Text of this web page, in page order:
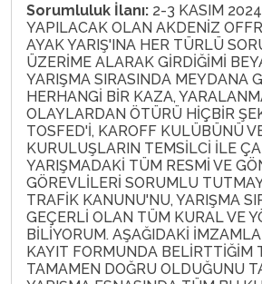
Sorumluluk İlanı: 2-3 KASIM
YAPILACAK OLAN AKDENİZ
AYAK YARIŞ'INA HER TÜRLÜ
ÜZERİME ALARAK GİRDİĞİMİ
YARIŞMA SIRASINDA MEYDANA
HERHANGİ BİR KAZA,
OLAYLARDAN ÖTÜRÜ HİÇBİR
TOSFED'İ, KAROFF KULÜBÜNÜ
KURULUŞLARIN TEMSİLCİ İLE
YARIŞMADAKİ TÜM RESMİ VE
GÖREVLİLERİ SORUMLU
TRAFİK KANUNU'NU, YARIŞMA
GEÇERLİ OLAN TÜM KURAL VE
BİLİYORUM. AŞAĞIDAKİ
KAYIT FORMUNDA BELİRTTİĞİM
TAMAMEN DOĞRU OLDUĞUNU